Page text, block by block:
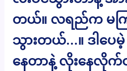
တယ်။ လရည်က မက
သွားတယ်…။ ဒါပေ
နေတာနဲ့ လိုးနေလိုက်